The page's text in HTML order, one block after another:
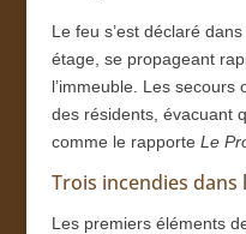
Le feu s’est déclaré
étage, se propageant
l’immeuble. Les
des résidents, évacuant
comme le rapporte Le
Trois incendies dans
Les premiers éléments